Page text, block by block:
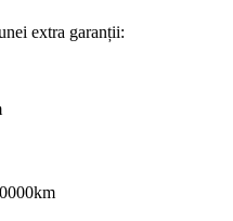
extra garanții: